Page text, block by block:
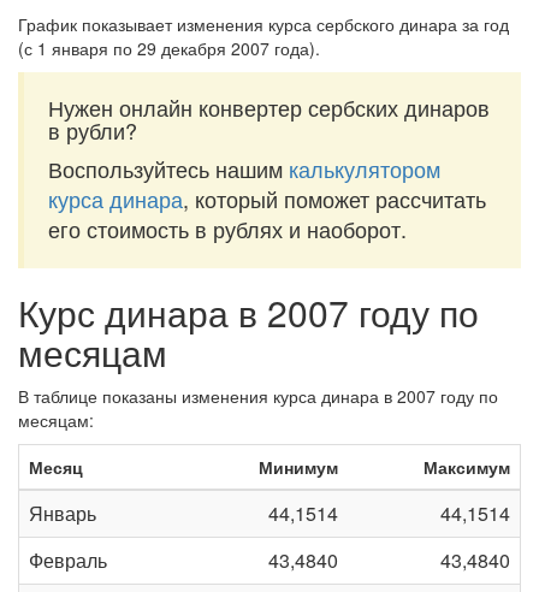
График показывает изменения курса сербского динара за год
(с 1 января по 29 декабря 2007 года).
Нужен онлайн конвертер сербских динаров
в рубли?
Воспользуйтесь нашим калькулятором
курса динара, который поможет рассчитать
его стоимость в рублях и наоборот.
Курс динара в 2007 году по
месяцам
В таблице показаны изменения курса динара в 2007 году по
месяцам:
Месяц
Минимум Максимум
Январь 44,1514
44,1514
Февраль
43,4840
43,4840